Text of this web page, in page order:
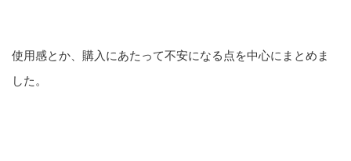
使用感とか、購入にあたって不安になる点を中心にまとめま
した。